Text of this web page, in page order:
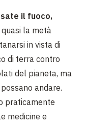
il fuoco,
la metà
in vista di
di terra contro
del pianeta, ma
andare.
praticamente
medicine e